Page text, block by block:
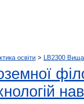
освіти > LB2300 Вища